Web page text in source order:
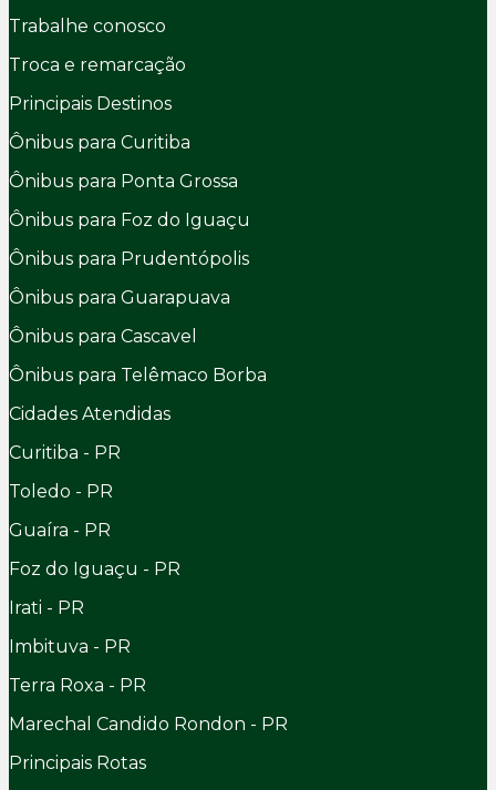
Trabalhe conosco
Troca e remarcação
Principais Destinos
Ônibus para Curitiba
Ônibus para Ponta Grossa
Ônibus para Foz do Iguaçu
Ônibus para Prudentópolis
Ônibus para Guarapuava
Ônibus para Cascavel
Ônibus para Telêmaco Borba
Cidades Atendidas
Curitiba - PR
Toledo - PR
Guaíra - PR
Foz do Iguaçu - PR
Irati - PR
Imbituva - PR
Terra Roxa - PR
Marechal Candido Rondon - PR
Principais Rotas